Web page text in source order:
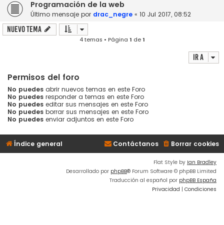
Programación de la web
Último mensaje por drac_negre « 10 Jul 2017, 08:52
Nuevo Tema
4 temas • Página 1 de1
Ir a
Permisos del foro
No puedes abrir nuevos temas en este Foro
No puedes responder a temas en este Foro
No puedes editar sus mensajes en este Foro
No puedes borrar sus mensajes en este Foro
No puedes enviar adjuntos en este Foro
Índice general Borrar cookies
Contáctanos
Flat Style by Ian Bradley
Desarrollado por phpBB® Forum Software © phpBB Limited
Traducción al español por phpBB España
Privacidad | Condiciones